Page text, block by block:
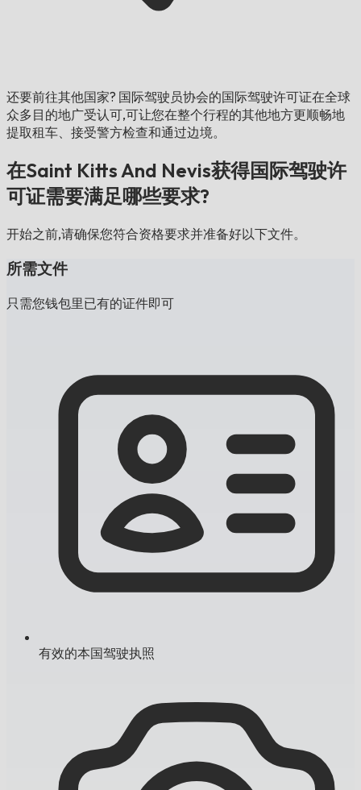
还要前往其他国家? 国际驾驶员协会的国际驾驶许可证在全球
众多目的地广受认可,可让您在整个行程的其他地方更顺畅地
提取租车、接受警方检查和通过边境。
在Saint Kitts And Nevis获得国际驾驶许
可证需要满足哪些要求?
开始之前,请确保您符合资格要求并准备好以下文件。
所需文件
只需您钱包里已有的证件即可
有效的本国驾驶执照